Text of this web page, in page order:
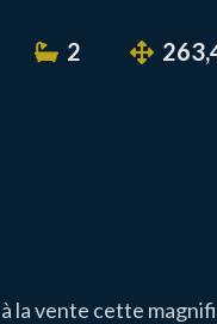
2
la vente cette